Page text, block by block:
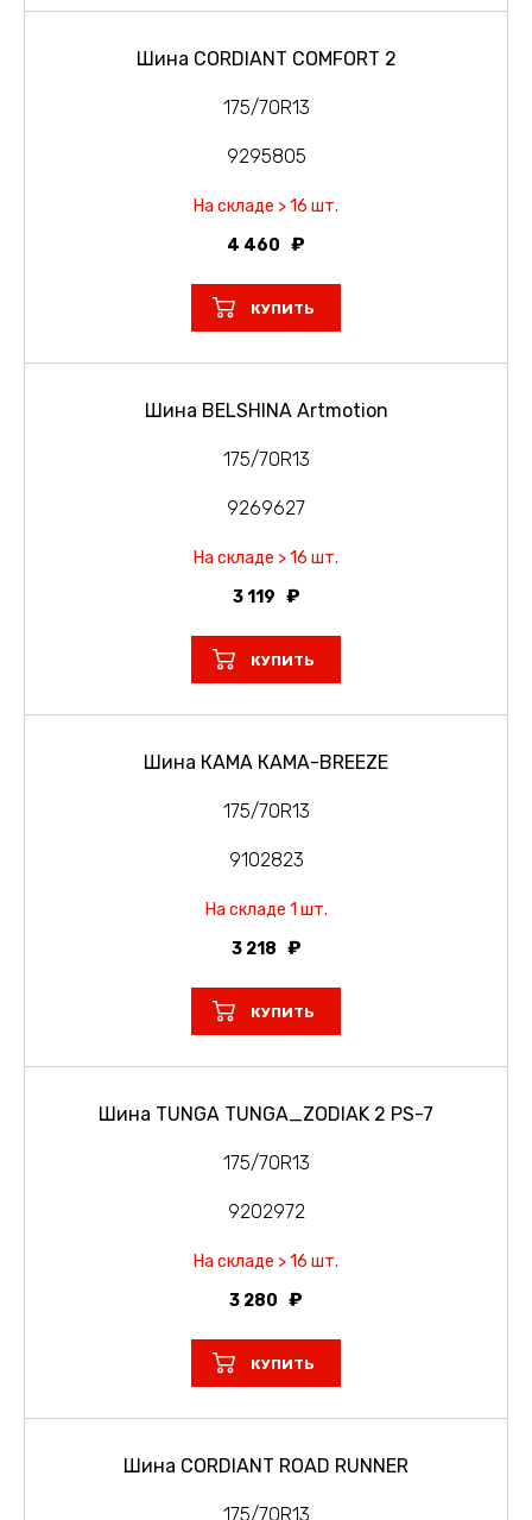
Шина CORDIANT COMFORT 2
175/70R13
9295805
На складе > 16 шт.
4 460
КУПИТЬ
Шина BELSHINA Artmotion
175/70R13
9269627
На складе > 16 шт.
3 119
КУПИТЬ
Шина КАМА КАМА-BREEZE
175/70R13
9102823
На складе 1 шт.
3 218
КУПИТЬ
Шина TUNGA TUNGA_ZODIAK 2 PS-7
175/70R13
9202972
На складе > 16 шт.
3 280
КУПИТЬ
Шина CORDIANT ROAD RUNNER
175/70R13